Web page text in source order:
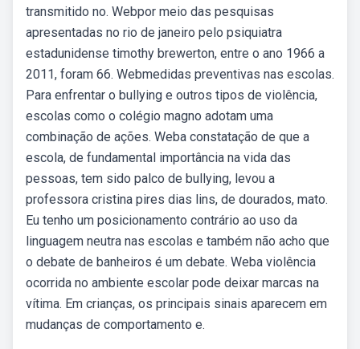
transmitido no. Webpor meio das pesquisas
apresentadas no rio de janeiro pelo psiquiatra
estadunidense timothy brewerton, entre o ano 1966 a
2011, foram 66. Webmedidas preventivas nas escolas.
Para enfrentar o bullying e outros tipos de violência,
escolas como o colégio magno adotam uma
combinação de ações. Weba constatação de que a
escola, de fundamental importância na vida das
pessoas, tem sido palco de bullying, levou a
professora cristina pires dias lins, de dourados, mato.
Eu tenho um posicionamento contrário ao uso da
linguagem neutra nas escolas e também não acho que
o debate de banheiros é um debate. Weba violência
ocorrida no ambiente escolar pode deixar marcas na
vítima. Em crianças, os principais sinais aparecem em
mudanças de comportamento e.